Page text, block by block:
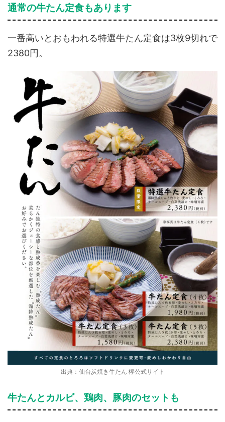
通常の牛たん定食もあります
一番高いとおもわれる特選牛たん定食は3枚9切れで
2380円。
出典：仙台炭焼き牛たん 欅公式サイト
牛たんとカルビ、鶏肉、豚肉のセットも